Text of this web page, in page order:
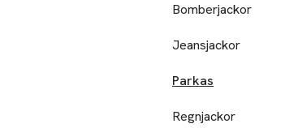
Bomberjackor
Jeansjackor
Parkas
Regnjackor